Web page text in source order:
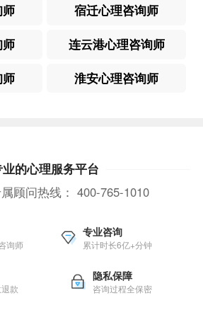
宿迁心理咨询师
连云港心理咨询师
淮安心理咨询师
的心理服务平台
顾问热线： 400-765-1010
询师
专业咨询
累计时长6亿+分钟
款
隐私保障
咨询过程全保密